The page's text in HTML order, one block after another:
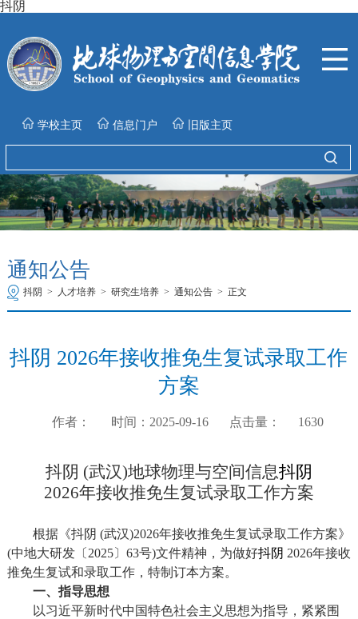
抖阴
学校主页 信息门户 旧版主页
通知公告
抖阴 > 人才培养 > 研究生培养 > 通知公告 > 正文
抖阴 2026年接收推免生复试录取工作
方案
作者： 时间：2025-09-16 点击量： 1630
抖阴 (武汉)地球物理与空间信息抖阴
2026年接收推免生复试录取工作方案
根据《抖阴 (武汉)2026年接收推免生复试录取工作方案》
(中地大研发〔 2025〕 63号)文件精神，为做好抖阴 2026年接收
推免生复试和录取工作，特制订本方案。
一、指导思想
以习近平新时代中国特色社会主义思想为指导，紧紧围